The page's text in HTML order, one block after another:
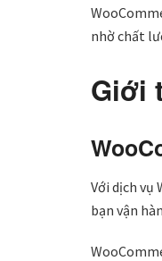
nhờ chất
Giới
Với dịch vụ
bạn vận